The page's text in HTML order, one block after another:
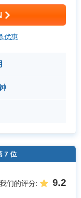
优惠
7 位
我们的评分: 9.2